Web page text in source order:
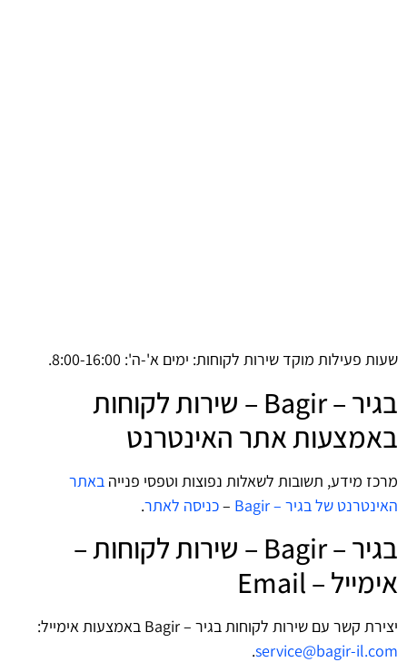
שעות פעילות מוקד שירות לקוחות: ימים א'-ה': 8:00-16:00.
בגיר – Bagir – שירות לקוחות
באמצעות אתר האינטרנט
מרכז מידע, תשובות לשאלות נפוצות וטפסי פנייה באתר
האינטרנט של בגיר – Bagir
–כניסה לאתר.
בגיר – Bagir – שירות לקוחות –
אימייל – Email
יצירת קשר עם שירות לקוחות בגיר – Bagir באמצעות אימייל:
service@bagir-il.com
.